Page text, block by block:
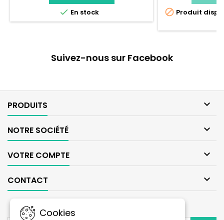
 En stock  Produit
Suivez-nous sur Facebook
PRODUITS 
NOTRE SOCIÉTÉ 
VOTRE COMPTE 
CONTACT 
Cookies